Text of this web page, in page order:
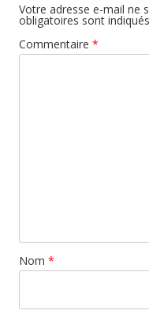
Votre adresse e-mail ne
obligatoires sont
Commentaire *
Nom *